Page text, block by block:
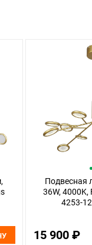
Подвесная
36W, 4000K,
4253-
15 900 ₽